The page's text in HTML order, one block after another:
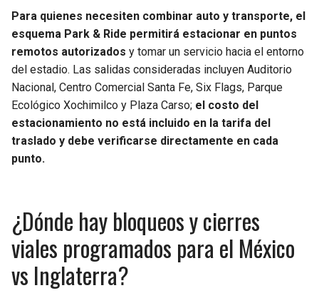
Para quienes necesiten combinar auto y transporte, el
esquema Park & Ride permitirá estacionar en puntos
remotos autorizados y tomar un servicio hacia el entorno
del estadio. Las salidas consideradas incluyen Auditorio
Nacional, Centro Comercial Santa Fe, Six Flags, Parque
Ecológico Xochimilco y Plaza Carso; el costo del
estacionamiento no está incluido en la tarifa del
traslado y debe verificarse directamente en cada
punto.
¿Dónde hay bloqueos y cierres
viales programados para el México
vs Inglaterra?